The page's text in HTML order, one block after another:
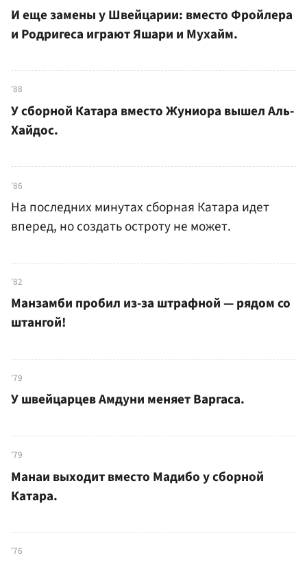
И еще замены у Швейцарии: вместо Фройлера
и Родригеса играют Яшари и Мухайм.
'88
У сборной Катара вместо Жуниора вышел Аль-
Хайдос.
'86
На последних минутах сборная Катара идет
вперед, но создать остроту не может.
'82
Манзамби пробил из-за штрафной — рядом со
штангой!
'79
У швейцарцев Амдуни меняет Варгаса.
'79
Манаи выходит вместо Мадибо у сборной
Катара.
'76